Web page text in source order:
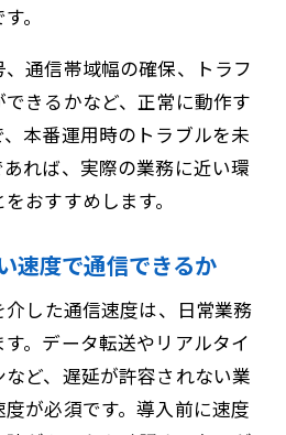
。
通信帯域幅の確保、トラフ
きるかなど、正常に動作す
本番運用時のトラブルを未
れば、実際の業務に近い環
おすすめします。
速度で通信できるか
した通信速度は、日常業務
。データ転送やリアルタイ
ど、遅延が許容されない業
が必須です。導入前に速度